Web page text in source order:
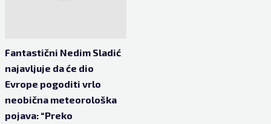
Fantastični Nedim Sladić
najavljuje da će dio
Evrope pogoditi vrlo
neobična meteorološka
pojava: “Preko